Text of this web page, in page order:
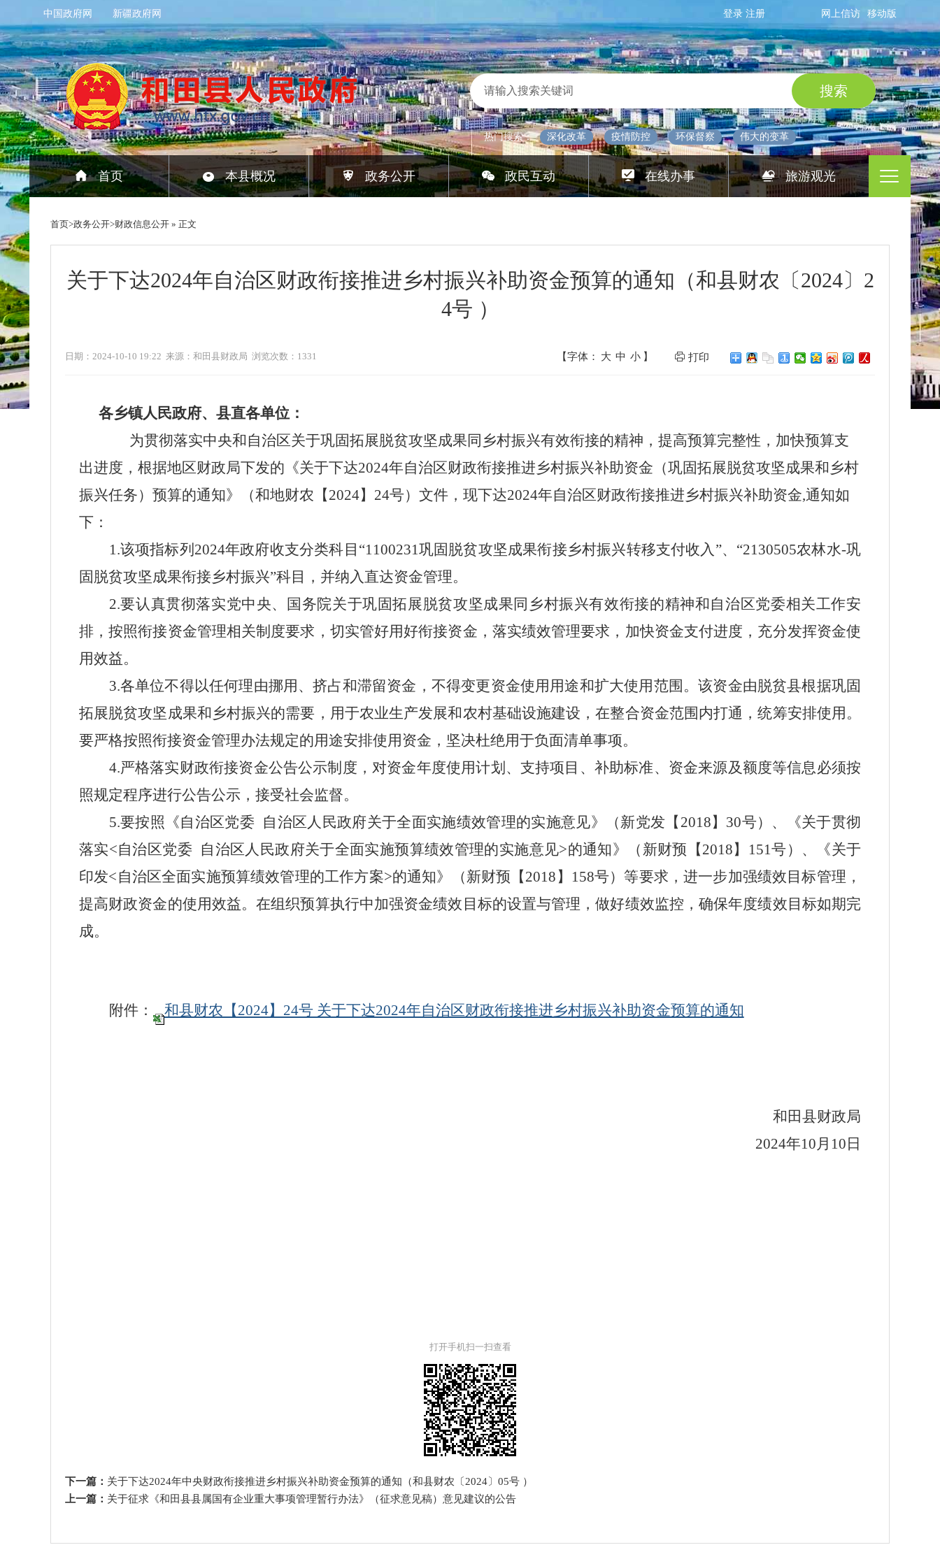
中国政府网 新疆政府网 移动版
网上信访
登录 注册
热门搜索： 深化改革 疫情防控 环保督察 伟大的变革
首页 本县概况 政务公开 政民互动 在线办事 旅游观光
首页>政务公开>财政信息公开 » 正文
关于下达2024年自治区财政衔接推进乡村振兴补助资金预算的通知（和县财农〔2024〕2
4号 ）
日期：2024-10-10 19:22 来源：和田县财政局 浏览次数： 1331 打印
【字体： 大 中 小 】
各乡镇人民政府、县直各单位：
为贯彻落实中央和自治区关于巩固拓展脱贫攻坚成果同乡村振兴有效衔接的精神，提高预算完整性，加快预算支
出进度，根据地区财政局下发的《关于下达2024年自治区财政衔接推进乡村振兴补助资金（巩固拓展脱贫攻坚成果和乡村
振兴任务）预算的通知》（和地财农【2024】 24号）文件，现下达2024年自治区财政衔接推进乡村振兴补助资金,通知如
下：
1.该项指标列 2024年政府收支分类科目“1100231巩固脱贫攻坚成果衔接乡村振兴转移支付收入”、“2130505农林水-巩
固脱贫攻坚成果衔接乡村振兴”科目 ， 并纳入直达资金管理。
2.要认真贯彻落实党中央、国务院关于巩固拓展脱贫攻坚成果同乡村振兴有效衔接的精神和自治区党委相关工作安
排，按照衔接资金管理相关制度要求，切实管好用好衔接资金，落实绩效管理要求，加快资金支付进度，充分发挥资金使
用效益。
3.各单位不得以任何理由挪用、挤占和滞留资金，不得变更资金使用用途和扩大使用范围。该资金由脱贫县根据巩固
拓展脱贫攻坚成果和乡村振兴的需要，用于农业生产发展和农村基础设施建设，在整合资金范围内打通，统筹安排使用。
要严格按照衔接资金管理办法规定的用途安排使用资金，坚决杜绝用于负面清单事项。
4.严格落实财政衔接资金公告公示制度，对资金年度使用计划、支持项目、补助标准、资金来源及额度等信息必须按
照规定程序进行公告公示，接受社会监督。
5.要按照《自治区党委 自治区人民政府关于全面实施绩效管理的实施意见》（新党发【 2018】 30号）、《关于贯彻
落实<自治区党委 自治区人民政府关于全面实施预算绩效管理的实施意见>的通知》（新财预【2018】 151号）、《关于
印发<自治区全面实施预算绩效管理的工作方案>的通知》（新财预【2018 】 158号）等要求，进一步加强绩效目标管理，
提高财政资金的使用效益。在组织预算执行中加强资金绩效目标的设置与管理，做好绩效监控，确保年度绩效目标如期完
成。
附件： 和县财农【2024】24号 关于下达2024年自治区财政衔接推进乡村振兴补助资金预算的通知
和田县财政局
2024年10月 10 日
打开手机扫一扫查看
下一篇： 关于下达2024年中央财政衔接推进乡村振兴补助资金预算的通知（和县财农〔2024〕05号 ）
上一篇： 关于征求《和田县县属国有企业重大事项管理暂行办法》（征求意见稿）意见建议的公告